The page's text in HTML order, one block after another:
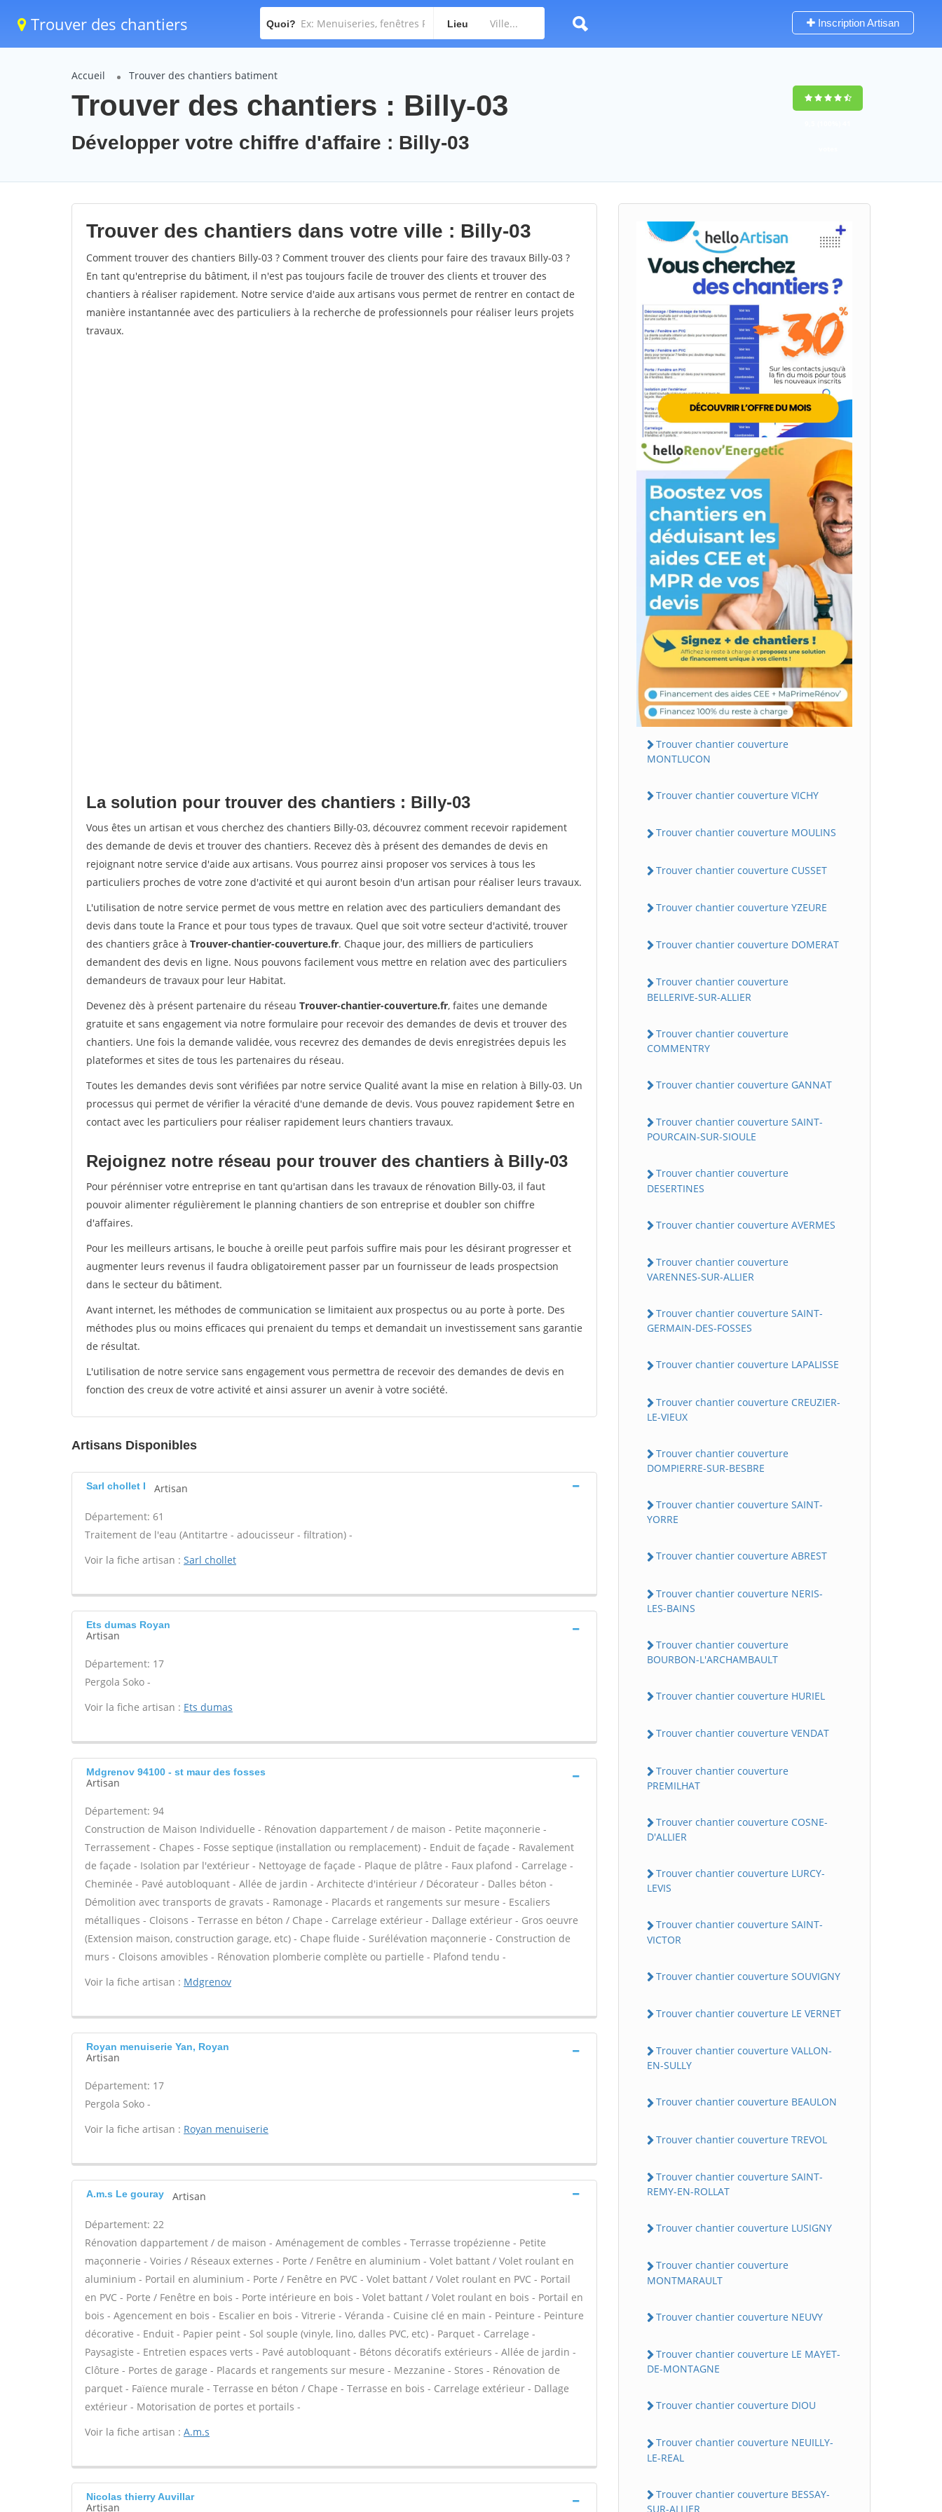
Trouver des chantiers Quoi? Lieu Inscription Artisan
Accueil Trouver des chantiers batiment
Trouver des chantiers : Billy-03
Développer votre chiffre d'affaire : Billy-03
Trouver des chantiers dans votre ville : Billy-03
Comment trouver des chantiers Billy-03 ? Comment trouver des clients pour faire des travaux Billy-03 ?
En tant qu'entreprise du bâtiment, il n'est pas toujours facile de trouver des clients et trouver des
chantiers à réaliser rapidement. Notre service d'aide aux artisans vous permet de rentrer en contact de
manière instantannée avec des particuliers à la recherche de professionnels pour réaliser leurs projets
travaux.
La solution pour trouver des chantiers : Billy-03
Vous êtes un artisan et vous cherchez des chantiers Billy-03, découvrez comment recevoir rapidement
des demande de devis et trouver des chantiers. Recevez dès à présent des demandes de devis en
rejoignant notre service d'aide aux artisans. Vous pourrez ainsi proposer vos services à tous les
particuliers proches de votre zone d'activité et qui auront besoin d'un artisan pour réaliser leurs travaux.
L'utilisation de notre service permet de vous mettre en relation avec des particuliers demandant des
devis dans toute la France et pour tous types de travaux. Quel que soit votre secteur d'activité, trouver
des chantiers grâce à Trouver-chantier-couverture.fr. Chaque jour, des milliers de particuliers
demandent des devis en ligne. Nous pouvons facilement vous mettre en relation avec des particuliers
demandeurs de travaux pour leur Habitat.
Devenez dès à présent partenaire du réseau Trouver-chantier-couverture.fr, faites une demande
gratuite et sans engagement via notre formulaire pour recevoir des demandes de devis et trouver des
chantiers. Une fois la demande validée, vous recevrez des demandes de devis enregistrées depuis les
plateformes et sites de tous les partenaires du réseau.
Toutes les demandes devis sont vérifiées par notre service Qualité avant la mise en relation à Billy-03. Un
processus qui permet de vérifier la véracité d'une demande de devis. Vous pouvez rapidement $etre en
contact avec les particuliers pour réaliser rapidement leurs chantiers travaux.
Rejoignez notre réseau pour trouver des chantiers à Billy-03
Pour pérénniser votre entreprise en tant qu'artisan dans les travaux de rénovation Billy-03, il faut
pouvoir alimenter régulièrement le planning chantiers de son entreprise et doubler son chiffre
d'affaires.
Pour les meilleurs artisans, le bouche à oreille peut parfois suffire mais pour les désirant progresser et
augmenter leurs revenus il faudra obligatoirement passer par un fournisseur de leads prospectsion
dans le secteur du bâtiment.
Avant internet, les méthodes de communication se limitaient aux prospectus ou au porte à porte. Des
méthodes plus ou moins efficaces qui prenaient du temps et demandait un investissement sans garantie
de résultat.
L'utilisation de notre service sans engagement vous permettra de recevoir des demandes de devis en
fonction des creux de votre activité et ainsi assurer un avenir à votre société.
Artisans Disponibles
Sarl chollet I Artisan
Département: 61
Traitement de l'eau (Antitartre - adoucisseur - filtration) -
Voir la fiche artisan : Sarl chollet
Ets dumas Royan
Artisan
Département: 17
Pergola Soko -
Voir la fiche artisan : Ets dumas
Mdgrenov 94100 - st maur des fosses
Artisan
Département: 94
Construction de Maison Individuelle - Rénovation dappartement / de maison - Petite maçonnerie -
Terrassement - Chapes - Fosse septique (installation ou remplacement) - Enduit de façade - Ravalement
de façade - Isolation par l'extérieur - Nettoyage de façade - Plaque de plâtre - Faux plafond - Carrelage -
Cheminée - Pavé autobloquant - Allée de jardin - Architecte d'intérieur / Décorateur - Dalles béton -
Démolition avec transports de gravats - Ramonage - Placards et rangements sur mesure - Escaliers
métalliques - Cloisons - Terrasse en béton / Chape - Carrelage extérieur - Dallage extérieur - Gros oeuvre
(Extension maison, construction garage, etc) - Chape fluide - Surélévation maçonnerie - Construction de
murs - Cloisons amovibles - Rénovation plomberie complète ou partielle - Plafond tendu -
Voir la fiche artisan : Mdgrenov
Royan menuiserie Yan, Royan
Artisan
Département: 17
Pergola Soko -
Voir la fiche artisan : Royan menuiserie
A.m.s Le gouray Artisan
Département: 22
Rénovation dappartement / de maison - Aménagement de combles - Terrasse tropézienne - Petite
maçonnerie - Voiries / Réseaux externes - Porte / Fenêtre en aluminium - Volet battant / Volet roulant en
aluminium - Portail en aluminium - Porte / Fenêtre en PVC - Volet battant / Volet roulant en PVC - Portail
en PVC - Porte / Fenêtre en bois - Porte intérieure en bois - Volet battant / Volet roulant en bois - Portail en
bois - Agencement en bois - Escalier en bois - Vitrerie - Véranda - Cuisine clé en main - Peinture - Peinture
décorative - Enduit - Papier peint - Sol souple (vinyle, lino, dalles PVC, etc) - Parquet - Carrelage -
Paysagiste - Entretien espaces verts - Pavé autobloquant - Bétons décoratifs extérieurs - Allée de jardin -
Clôture - Portes de garage - Placards et rangements sur mesure - Mezzanine - Stores - Rénovation de
parquet - Faïence murale - Terrasse en béton / Chape - Terrasse en bois - Carrelage extérieur - Dallage
extérieur - Motorisation de portes et portails -
Voir la fiche artisan : A.m.s
Nicolas thierry Auvillar
Artisan
Trouver chantier couverture
MONTLUCON
Trouver chantier couverture VICHY
Trouver chantier couverture MOULINS
Trouver chantier couverture CUSSET
Trouver chantier couverture YZEURE
Trouver chantier couverture DOMERAT
Trouver chantier couverture
BELLERIVE-SUR-ALLIER
Trouver chantier couverture
COMMENTRY
Trouver chantier couverture GANNAT
Trouver chantier couverture SAINT-
POURCAIN-SUR-SIOULE
Trouver chantier couverture
DESERTINES
Trouver chantier couverture AVERMES
Trouver chantier couverture
VARENNES-SUR-ALLIER
Trouver chantier couverture SAINT-
GERMAIN-DES-FOSSES
Trouver chantier couverture LAPALISSE
Trouver chantier couverture CREUZIER-
LE-VIEUX
Trouver chantier couverture
DOMPIERRE-SUR-BESBRE
Trouver chantier couverture SAINT-
YORRE
Trouver chantier couverture ABREST
Trouver chantier couverture NERIS-
LES-BAINS
Trouver chantier couverture
BOURBON-L'ARCHAMBAULT
Trouver chantier couverture HURIEL
Trouver chantier couverture VENDAT
Trouver chantier couverture
PREMILHAT
Trouver chantier couverture COSNE-
D'ALLIER
Trouver chantier couverture LURCY-
LEVIS
Trouver chantier couverture SAINT-
VICTOR
Trouver chantier couverture SOUVIGNY
Trouver chantier couverture LE VERNET
Trouver chantier couverture VALLON-
EN-SULLY
Trouver chantier couverture BEAULON
Trouver chantier couverture TREVOL
Trouver chantier couverture SAINT-
REMY-EN-ROLLAT
Trouver chantier couverture LUSIGNY
Trouver chantier couverture
MONTMARAULT
Trouver chantier couverture NEUVY
Trouver chantier couverture LE MAYET-
DE-MONTAGNE
Trouver chantier couverture DIOU
Trouver chantier couverture NEUILLY-
LE-REAL
Trouver chantier couverture BESSAY-
SUR-ALLIER